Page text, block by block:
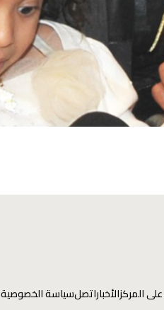
المركزالأخباراتصلسياسة الخصوصية